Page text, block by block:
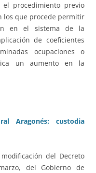
procedimiento previo
los que procede permitir
en el sistema de la
de coeficientes
ocupaciones o
un aumento en la
Aragonés: custodia
del Decreto
del Gobierno de